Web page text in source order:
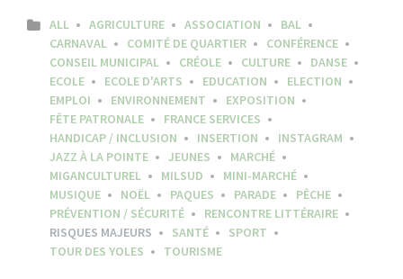
ALL AGRICULTURE ASSOCIATION
BAL
CARNAVAL
COMITÉ DE QUARTIER
CONFÉRENCE
CONSEIL MUNICIPAL
CRÉOLE CULTURE
DANSE
ECOLE
ECOLE D'ARTS EDUCATION
ELECTION
EMPLOI
ENVIRONNEMENT
EXPOSITION
FÊTE PATRONALE
FRANCE SERVICES
HANDICAP / INCLUSION
INSERTION
INSTAGRAM
JAZZ À LA POINTE
JEUNES
MARCHÉ
MIGANCULTUREL
MILSUD
MINI-MARCHÉ
MUSIQUE
NOËL PAQUES PARADE
PÊCHE
PRÉVENTION / SÉCURITÉ
RENCONTRE LITTÉRAIRE
RISQUES MAJEURS
SANTÉ
SPORT
TOUR DES YOLES
TOURISME